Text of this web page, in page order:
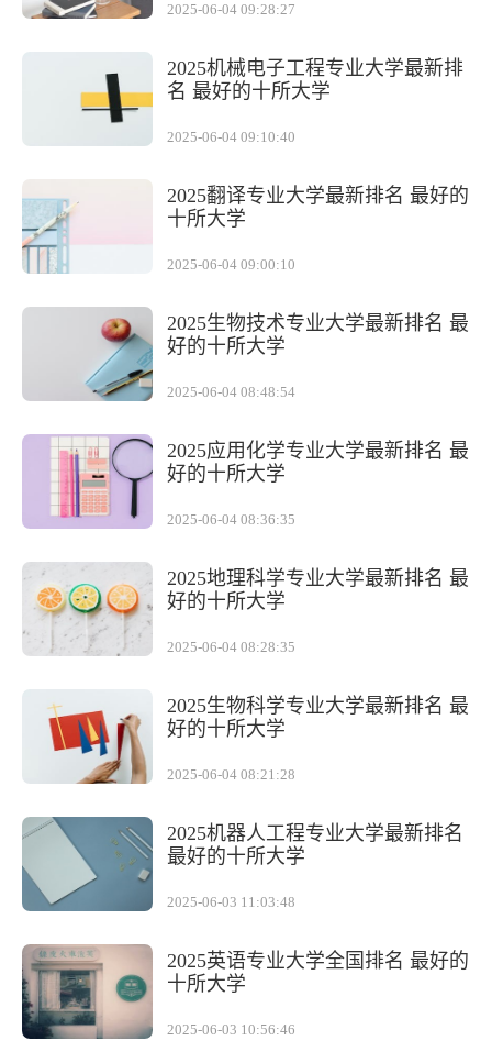
2025-06-04 09:28:27
2025机械电子工程专业大学最新排
名 最好的十所大学
2025-06-04 09:10:40
2025翻译专业大学最新排名 最好的
十所大学
2025-06-04 09:00:10
2025生物技术专业大学最新排名 最
好的十所大学
2025-06-04 08:48:54
2025应用化学专业大学最新排名 最
好的十所大学
2025-06-04 08:36:35
2025地理科学专业大学最新排名 最
好的十所大学
2025-06-04 08:28:35
2025生物科学专业大学最新排名 最
好的十所大学
2025-06-04 08:21:28
2025机器人工程专业大学最新排名
最好的十所大学
2025-06-03 11:03:48
2025英语专业大学全国排名 最好的
十所大学
2025-06-03 10:56:46